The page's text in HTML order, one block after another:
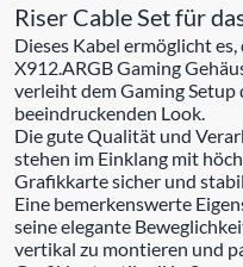
Riser Cable Set für
Dieses Kabel ermöglicht
X912.ARGB Gaming
verleiht dem Gaming Setup
beeindruckenden Look.
Die gute Qualität und
stehen im Einklang mit
Grafikkarte sicher und
Eine bemerkenswerte
seine elegante
vertikal zu montieren und